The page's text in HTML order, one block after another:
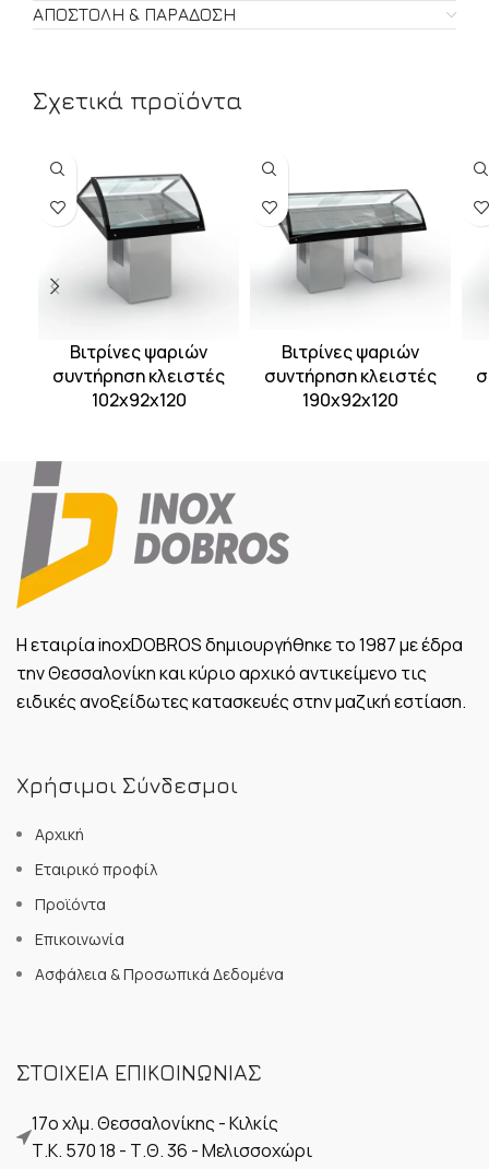
ΑΠΟΣΤΟΛΉ & ΠΑΡΆΔΟΣΗ
Σχετικά προϊόντα
Βιτρίνες ψαριών
συντήρηση κλειστές
102χ92χ120
Βιτρίνες ψαριών
συντήρηση κλειστές
190χ92χ120
Η εταιρία inoxDOBROS δημιουργήθηκε το 1987 με έδρα
την Θεσσαλονίκη και κύριο αρχικό αντικείμενο τις
ειδικές ανοξείδωτες κατασκευές στην μαζική εστίαση.
Χρήσιμοι Σύνδεσμοι
Αρχική
Εταιρικό προφίλ
Προϊόντα
Επικοινωνία
Ασφάλεια & Προσωπικά Δεδομένα
ΣΤΟΙΧΕΙΑ ΕΠΙΚΟΙΝΩΝΙΑΣ
17ο χλμ. Θεσσαλονίκης - Κιλκίς
Τ.Κ. 570 18 - Τ.Θ. 36 - Μελισσοχώρι